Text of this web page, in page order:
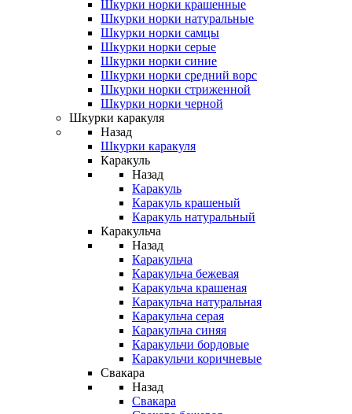
Шкурки норки крашенные
Шкурки норки натуральные
Шкурки норки самцы
Шкурки норки серые
Шкурки норки синие
Шкурки норки средний ворс
Шкурки норки стриженной
Шкурки норки черной
Шкурки каракуля
Назад
Шкурки каракуля
Каракуль
Назад
Каракуль
Каракуль крашеный
Каракуль натуральный
Каракульча
Назад
Каракульча
Каракульча бежевая
Каракульча крашеная
Каракульча натуральная
Каракульча серая
Каракульча синяя
Каракульчи бордовые
Каракульчи коричневые
Свакара
Назад
Свакара